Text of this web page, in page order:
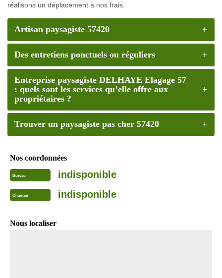
réalisons un déplacement à nos frais.
Artisan paysagiste 57420
Des entretiens ponctuels ou réguliers
Entreprise paysagiste DELHAYE Elagage 57
: quels sont les services qu’elle offre aux
propriétaires ?
Trouver un paysagiste pas cher 57420
Nos coordonnées
Bureau indisponible
Chantier indisponible
Nous localiser